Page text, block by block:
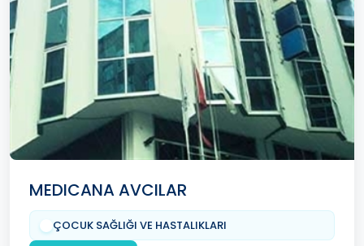
MEDICANA AVCILAR
ÇOCUK SAĞLIĞI VE HASTALIKLARI